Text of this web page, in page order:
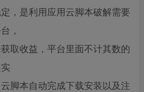
，是利用应用云脚本破解需要
，
取收益，平台里面不计其数的
脚本自动完成下载安装以及注